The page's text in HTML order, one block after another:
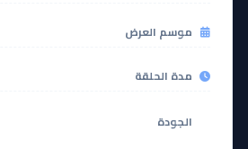
موسم العرض
مدة الحلقة
الجودة